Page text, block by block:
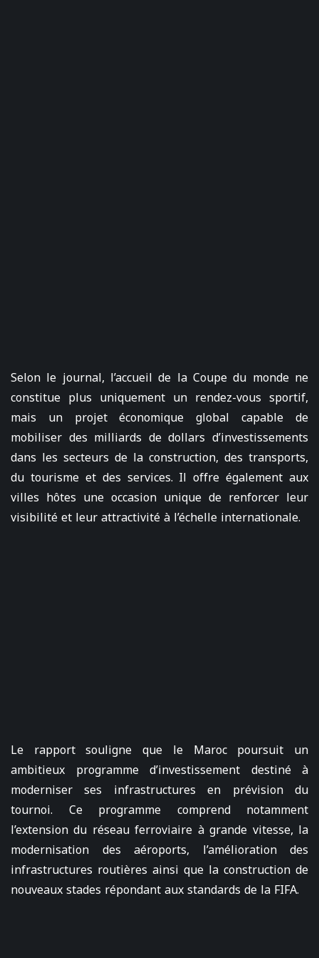
Selon le journal, l’accueil de la Coupe du monde ne
constitue plus uniquement un rendez-vous sportif,
mais un projet économique global capable de
mobiliser des milliards de dollars d’investissements
dans les secteurs de la construction, des transports,
du tourisme et des services. Il offre également aux
villes hôtes une occasion unique de renforcer leur
visibilité et leur attractivité à l’échelle internationale.
Le rapport souligne que le Maroc poursuit un
ambitieux programme d’investissement destiné à
moderniser ses infrastructures en prévision du
tournoi. Ce programme comprend notamment
l’extension du réseau ferroviaire à grande vitesse, la
modernisation des aéroports, l’amélioration des
infrastructures routières ainsi que la construction de
nouveaux stades répondant aux standards de la FIFA.